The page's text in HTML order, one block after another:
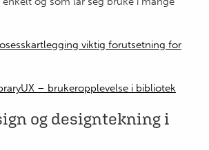
viktig forutsetning for
– brukeropplevelse i bibliotek
og designtekning i